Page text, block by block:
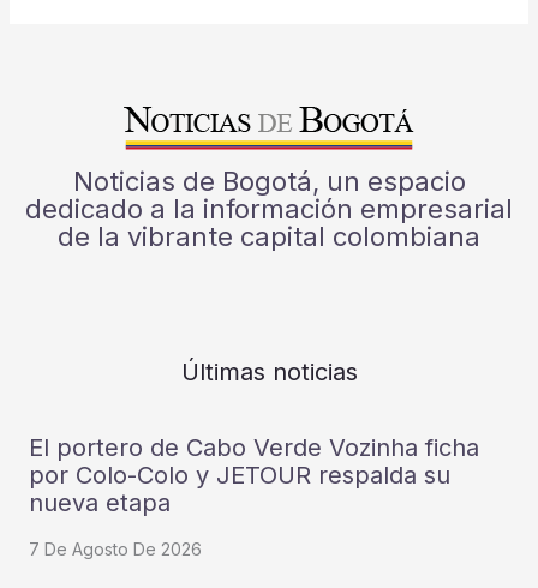
Noticias de Bogotá, un espacio
dedicado a la información empresarial
de la vibrante capital colombiana
Últimas noticias
El portero de Cabo Verde Vozinha ficha
por Colo-Colo y JETOUR respalda su
nueva etapa
7 De Agosto De 2026